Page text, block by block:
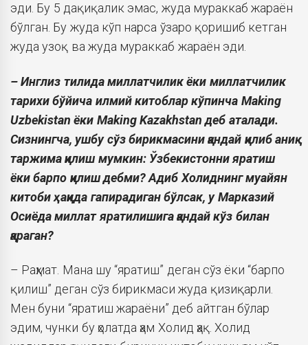
эди. Бу 5 дақиқалик эмас, жуда мураккаб жараён
бўлган. Бу жуда кўп нарса ўзаро қоришиб кетган
жуда узоқ ва жуда мураккаб жараён эди.
– Инглиз тилида миллатчилик ёки миллатчилик
тарихи бўйича илмий китоблар кўпинча Making
Uzbekistan ёки Making Kazakhstan деб аталади.
Сизнингча, ушбу сўз бирикмасини қандай қилиб аниқ
таржима қилиш мумкин: Ўзбекистонни яратиш
ёки барпо қилиш дебми? Адиб Холиднинг муайян
китоби ҳақида гапирадиган бўлсак, у Марказий
Осиёда миллат яратилишига қандай кўз билан
қараган?
– Раҳмат. Мана шу “яратиш” деган сўз ёки “барпо
қилиш” деган сўз бирикмаси жуда қизиқарли.
Мен буни “яратиш жараёни” деб айтган бўлар
эдим, чунки бу ҳолатда ҳам Холид ҳақ. Холид